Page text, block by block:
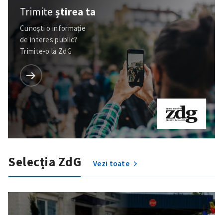
Trimiteștirea ta
Cunoști o informație
de interes public?
Trimite-o la ZdG
Selecția ZdG Vezi toate